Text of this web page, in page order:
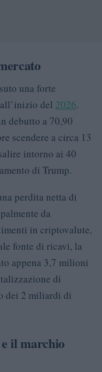
una forte
del 2026.
debutto a 70,90
scendere a circa 13
intorno ai 40
di Trump.
perdita netta di
da
in criptovalute,
fonte di ricavi, la
appena 3,7 milioni
di
dei 2 miliardi di
il marchio